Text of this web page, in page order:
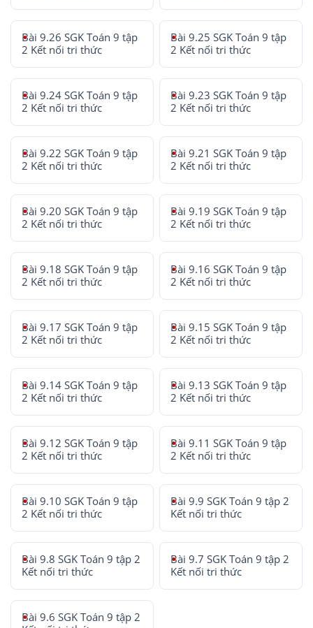
Bài 9.26 SGK Toán 9 tập
2 Kết nối tri thức
Bài 9.25 SGK Toán 9 tập
2 Kết nối tri thức
Bài 9.24 SGK Toán 9 tập
2 Kết nối tri thức
Bài 9.23 SGK Toán 9 tập
2 Kết nối tri thức
Bài 9.22 SGK Toán 9 tập
2 Kết nối tri thức
Bài 9.21 SGK Toán 9 tập
2 Kết nối tri thức
Bài 9.20 SGK Toán 9 tập
2 Kết nối tri thức
Bài 9.19 SGK Toán 9 tập
2 Kết nối tri thức
Bài 9.18 SGK Toán 9 tập
2 Kết nối tri thức
Bài 9.16 SGK Toán 9 tập
2 Kết nối tri thức
Bài 9.17 SGK Toán 9 tập
2 Kết nối tri thức
Bài 9.15 SGK Toán 9 tập
2 Kết nối tri thức
Bài 9.14 SGK Toán 9 tập
2 Kết nối tri thức
Bài 9.13 SGK Toán 9 tập
2 Kết nối tri thức
Bài 9.12 SGK Toán 9 tập
2 Kết nối tri thức
Bài 9.11 SGK Toán 9 tập
2 Kết nối tri thức
Bài 9.10 SGK Toán 9 tập
2 Kết nối tri thức
Bài 9.9 SGK Toán 9 tập 2
Kết nối tri thức
Bài 9.8 SGK Toán 9 tập 2
Kết nối tri thức
Bài 9.7 SGK Toán 9 tập 2
Kết nối tri thức
Bài 9.6 SGK Toán 9 tập 2